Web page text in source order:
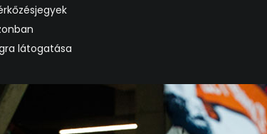
látogatása